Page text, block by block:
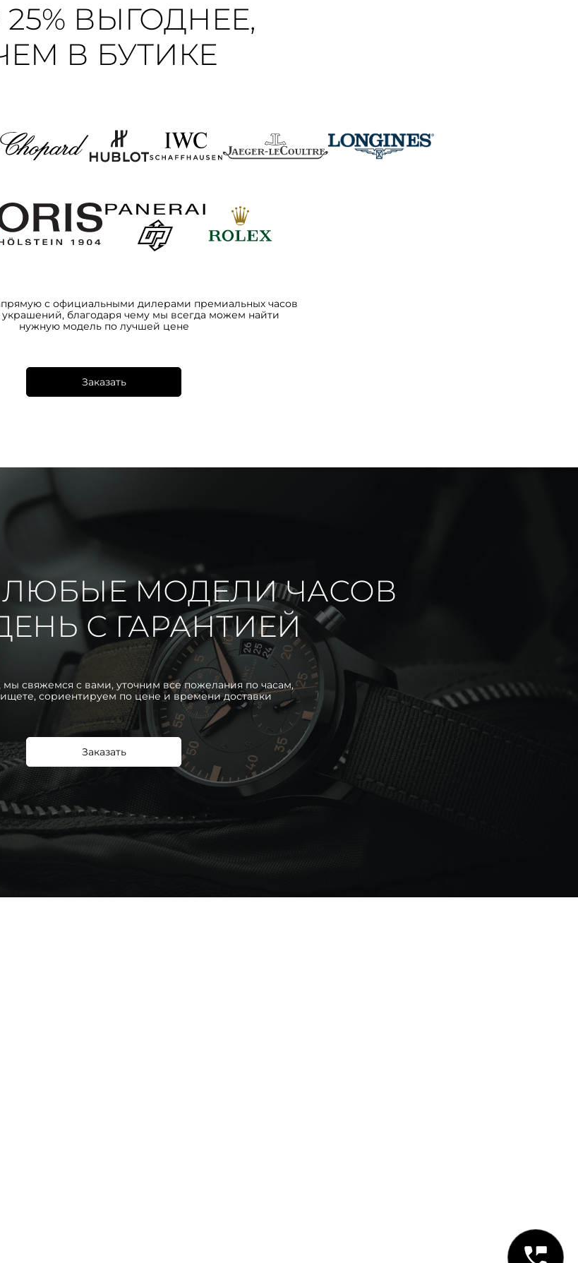
ВЫГОДНЕЕ,
В БУТИКЕ
с официальными дилерами премиальных часов
благодаря чему мы всегда можем найти
нужную модель по лучшей цене
Заказать
МОДЕЛИ ЧАСОВ
С ГАРАНТИЕЙ
мы свяжемся с вами, уточним все пожелания по часам,
сориентируем по цене и времени доставки
Заказать